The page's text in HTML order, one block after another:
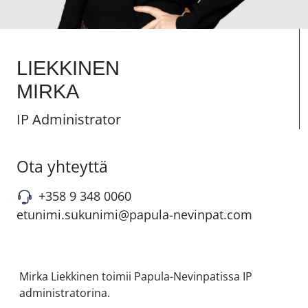
LIEKKINEN
MIRKA
IP Administrator
Ota yhteyttä
+358 9 348 0060
etunimi.sukunimi@papula-nevinpat.com
Mirka Liekkinen toimii Papula-Nevinpatissa IP
administratorina.